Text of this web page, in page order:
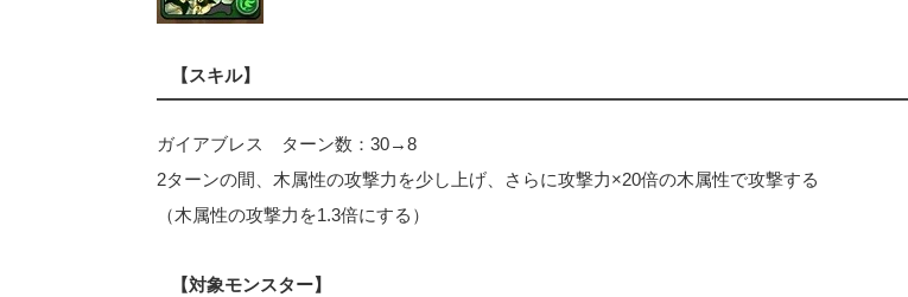
【スキル】
ガイアブレス ターン数：30→8
2ターンの間、木属性の攻撃力を少し上げ、さらに攻撃力×20倍の木属性で攻撃する
（木属性の攻撃力を1.3倍にする）
【対象モンスター】